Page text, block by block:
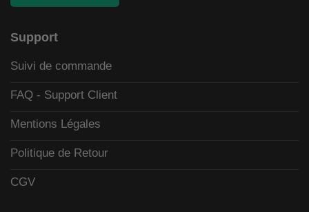
Support
Suivi de commande
FAQ - Support Client
Mentions Légales
Politique de Retour
CGV